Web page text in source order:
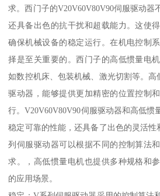
求。西门子的V20V60V80V90伺服驱动器
还具备出色的抗干扰和超载能力。这使
确保机械设备的稳定运行。在机电控制
择是至关重要的。西门子的高低惯量电
如数控机床、包装机械、激光切割等。
驱动器，能够提供更加精密的位置控制
行。V20V60V80V90伺服驱动器和高低惯
稳定可靠的性能，还具备了出色的灵活
列伺服驱动器可以根据不同的控制算法
求。，高低惯量电机也提供多种规格和
的应用场景。